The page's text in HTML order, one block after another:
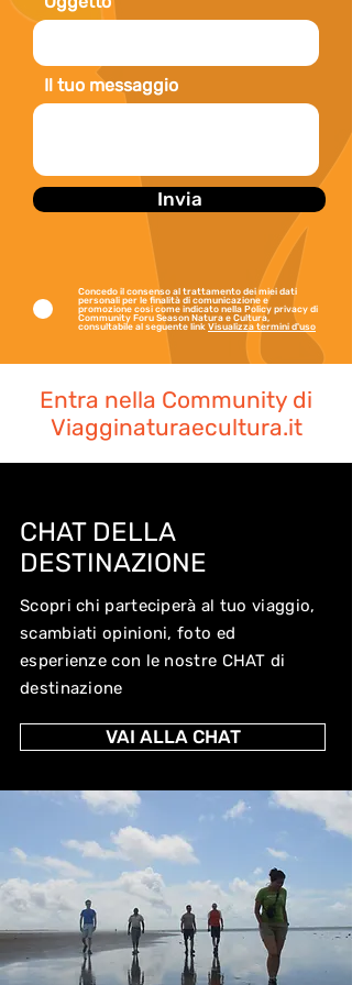
Il tuo messaggio
Invia
Concedo il consenso al trattamento dei miei dati
personali per le finalità di comunicazione e
promozione cosi come indicato nella Policy privacy di
Community Foru Season Natura e Cultura,
consultabile al seguente link Visualizza termini d'uso
Entra nella Community di
Viagginaturaecultura.it
CHAT DELLA
DESTINAZIONE
Scopri chi parteciperà al tuo viaggio,
scambiati opinioni, foto ed
esperienze con le nostre CHAT di
destinazione
VAI ALLA CHAT